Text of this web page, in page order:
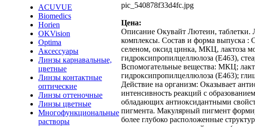
ACUVUE
Biomedics
Horien
OKVision
Optima
Аксессуары
Линзы карнавальные,
цветные
Линзы контактные
оптические
Линзы оттеночные
Линзы цветные
Многофункциональные
растворы
pic_540878f33d4fc.jpg
Цена:
Описание Окувайт Лютеин, таблетки.
комплексы. Состав и форма выпуска :
селеном, оксид цинка, МКЦ, лактоза
гидроксипропилцеллюлоза (Е463),
Вспомогательные вещества: МКЦ;
гидроксипропилцеллюлоза (Е463);
Действие на организм: Оказывает
интенсивность реакций с
обладающих антиоксидантными
пигмента. Макулярный пигмент
более глубоко расположенные